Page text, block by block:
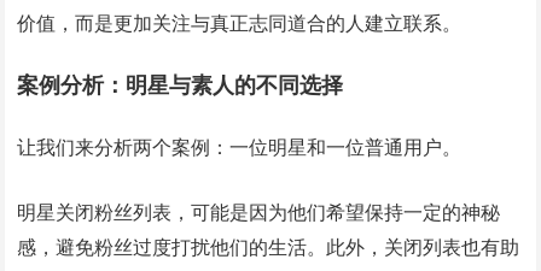
价值，而是更加关注与真正志同道合的人建立联系。
案例分析：明星与素人的不同选择
让我们来分析两个案例：一位明星和一位普通用户。
明星关闭粉丝列表，可能是因为他们希望保持一定的神秘
感，避免粉丝过度打扰他们的生活。此外，关闭列表也有助